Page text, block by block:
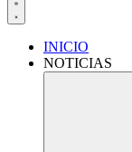
INICIO
NOTICIAS